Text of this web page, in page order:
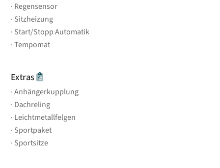
Regensensor
Sitzheizung
Start/Stopp Automatik
Tempomat
Extras
Anhängerkupplung
Dachreling
Leichtmetallfelgen
Sportpaket
Sportsitze